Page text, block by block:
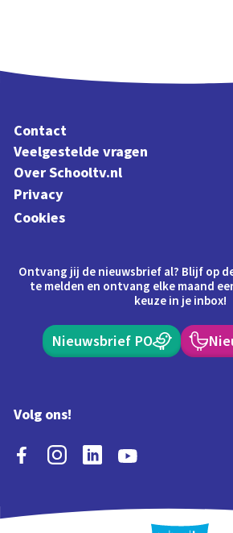
Contact
Veelgestelde vragen
Over Schooltv.nl
Privacy
Cookies
Ontvang jij de nieuwsbrief al? Blijf op
te melden en ontvang elke maand
keuze in je inbox!
Nieuwsbrief PO
Volg ons!